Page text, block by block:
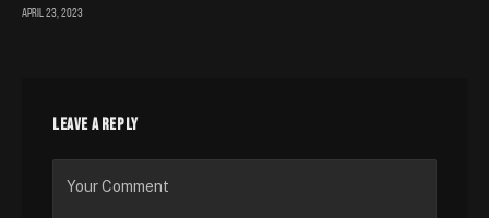
April 23, 2023
LEAVE A REPLY